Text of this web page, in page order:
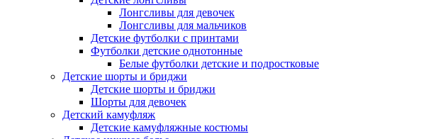
Лонгсливы для девочек
Лонгсливы для мальчиков
Детские футболки с принтами
Футболки детские однотонные
Белые футболки детские и подростковые
Детские шорты и бриджи
Детские шорты и бриджи
Шорты для девочек
Детский камуфляж
Детские камуфляжные костюмы